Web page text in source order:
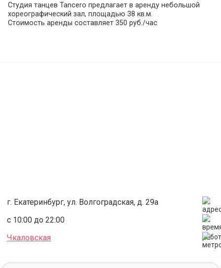
Студия танцев Tancero предлагает в аренду небольшой
хореографический зал, площадью 38 кв.м.
Стоимость аренды составляет 350 руб./час
г. Екатеринбург, ул. Волгоградская, д. 29а
с 10:00 до 22:00
Чкаловская